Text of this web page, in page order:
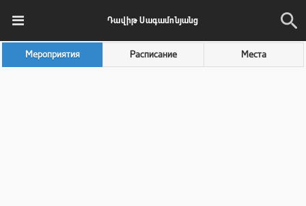
Դավիթ Սագամոնյանց
Мероприятия Расписание Места